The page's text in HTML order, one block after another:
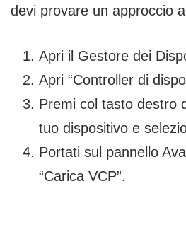
devi provare un approccio
Apri il Gestore dei
Apri “Controller di
Premi col tasto destro
tuo dispositivo e
Portati sul pannello
“Carica VCP”.